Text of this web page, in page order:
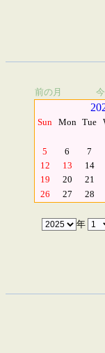
前の月
Sun Mon Tue
5
6 7
12
13 14
19
20 21
26
27 28
年